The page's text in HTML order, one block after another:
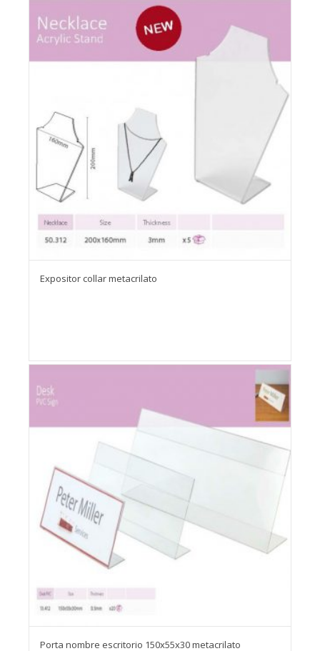
Expositor collar metacrilato
Porta nombre escritorio 150x55x30 metacrilato